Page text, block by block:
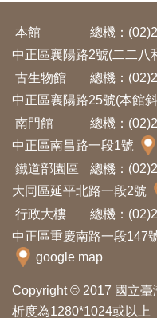
措
施
服
務
網
站
導
覽
En
h
日
語
本館 總機：
中正區襄陽路2號(二二八
古生物館
總機：
中正區襄陽路25號(本館
南門館
總機：
中正區南昌路一段1號
鐵道部園區
總機：
大同區延平北路一段2號
行政大樓
總機：
中正區重慶南路一段
google map
Copyright © 2017 國立
析度為1280*1024或以上